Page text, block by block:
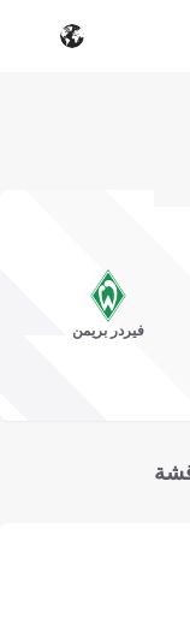
فيردر بريمن